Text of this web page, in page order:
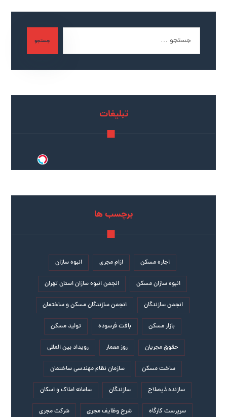
جستجو
تبلیغات
برچسب ها
اجاره مسکن ازام مجری انبوه سازان
انبوه سازان مسکن انجمن انبوه سازان استان تهران
انجمن سازندگان انجمن سازندگان مسکن و ساختمان
بازار مسکن بافت فرسوده تولید مسکن
حقوق مجریان روز معمار رویداد بین المللی
ساخت مسکن سازمان نظام مهندسی ساختمان
سازنده ذیصلاح سازندگان سامانه املاک و اسکان
سرپرست کارگاه شرح وظایف مجری شرکت مجری